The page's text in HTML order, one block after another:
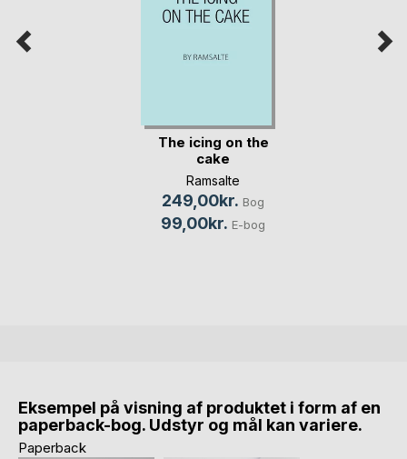
The icing on the
cake
Ramsalte
249,00kr. Bog
99,00kr. E-bog
Eksempel på visning af produktet i form af en
paperback-bog. Udstyr og mål kan variere.
Paperback